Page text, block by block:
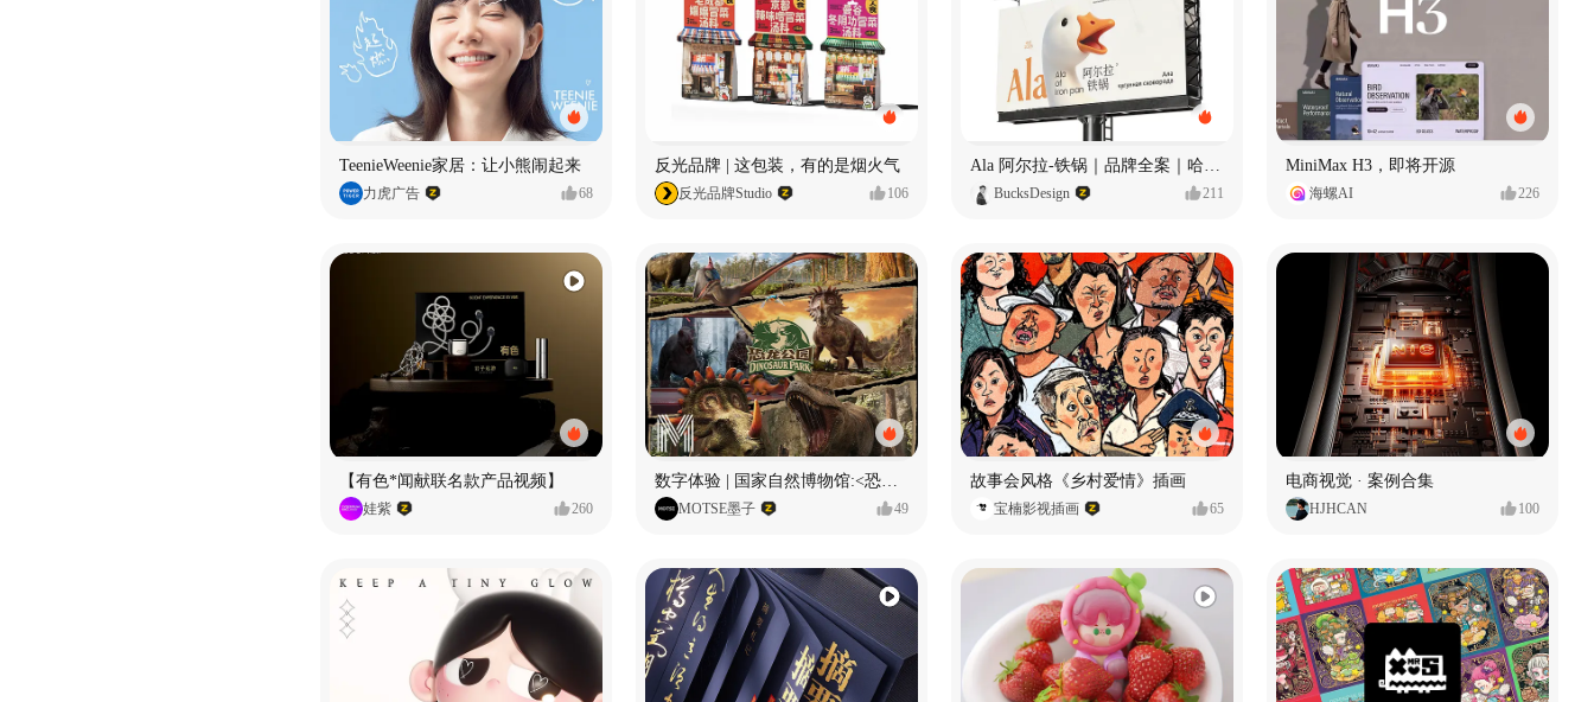
TeenieWeenie家居：让小熊闹起来
力虎广告 68
反光品牌 | 这包装，有的是烟火气
反光品牌Studio 106 BucksDesign 211
MiniMax H3，即将开源
海螺AI 226
【有色*闻献联名款产品视频】
娃紫 260
数字体验 | 国家自然博物馆:<恐龙公园>沉浸特展
MOTSE墨子 49
故事会风格《乡村爱情》插画
宝楠影视插画 65
电商视觉 · 案例合集
HJHCAN 100